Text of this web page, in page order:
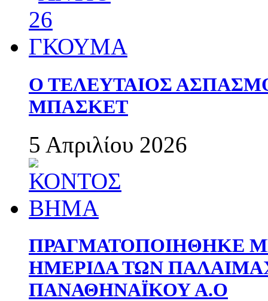
Ο ΤΕΛΕΥΤΑΙΟΣ
ΜΠΑΣΚΕΤ
5 Απριλίου 2026
ΠΡΑΓΜΑΤΟΠΟΙΗΘΗΚΕ
ΗΜΕΡΙΔΑ ΤΩΝ
ΠΑΝΑΘΗΝΑΪΚΟΥ Α.Ο